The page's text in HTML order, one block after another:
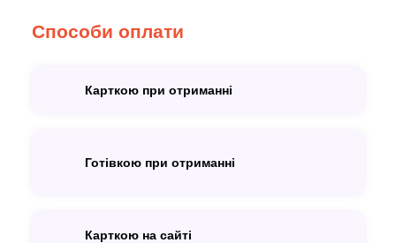
Способи оплати
Карткою при отриманні
Готівкою при отриманні
Карткою на сайті